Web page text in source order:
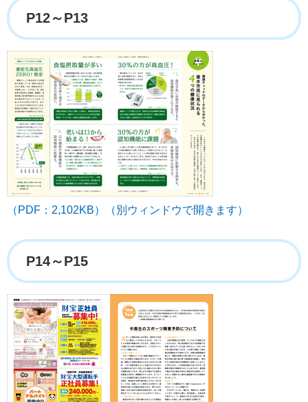
P12～P13
（PDF：2,102KB）（別ウィンドウで開きます）
P14～P15